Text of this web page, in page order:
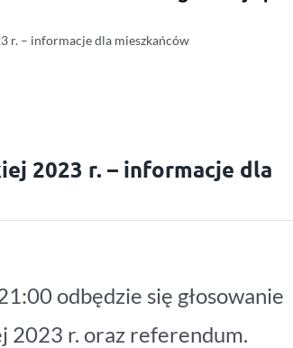
r. – informacje dla mieszkańców
2023 r. – informacje dla
odbędzie się głosowanie
2023 r. oraz referendum.